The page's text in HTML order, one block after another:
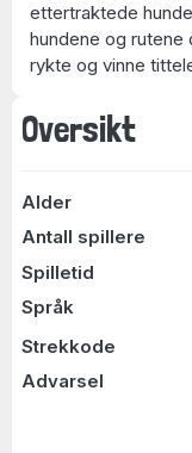
Oversikt
Alder
Antall spillere
Spilletid
Språk
Strekkode
Advarsel
ettertraktede
hundene og rutene
rykte og vinne